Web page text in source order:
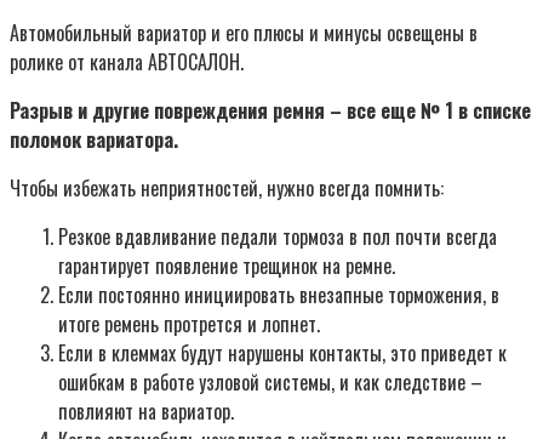
Автомобильный вариатор и его плюсы и минусы освещены в
ролике от канала АВТОСАЛОН.
Разрыв и другие повреждения ремня – все еще № 1 в списке
поломок вариатора.
Чтобы избежать неприятностей, нужно всегда помнить:
Резкое вдавливание педали тормоза в пол почти всегда
гарантирует появление трещинок на ремне.
Если постоянно инициировать внезапные торможения, в
итоге ремень протрется и лопнет.
Если в клеммах будут нарушены контакты, это приведет к
ошибкам в работе узловой системы, и как следствие –
повлияют на вариатор.